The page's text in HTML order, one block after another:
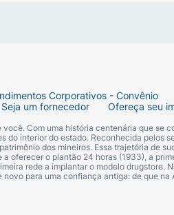
Corporativos - Convênio
Seja um fornecedor Ofereça seu
Com uma história centenária que se
interior do estado. Reconhecida pelos
dos mineiros. Essa trajetória de
oferecer o plantão 24 horas (1933), a
rede a implantar o modelo drugstore.
para uma confiança antiga: de que